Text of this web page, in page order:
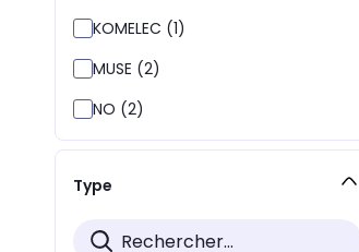
KOMELEC (1)
MUSE (2)
NO (2)
Type